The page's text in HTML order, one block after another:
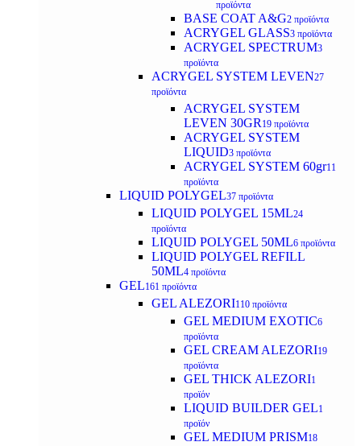
προϊόντα
BASE COAT A&G2 προϊόντα
ACRYGEL GLASS3 προϊόντα
ACRYGEL SPECTRUM3
προϊόντα
ACRYGEL SYSTEM LEVEN27
προϊόντα
ACRYGEL SYSTEM
LEVEN 30GR 19 προϊόντα
ACRYGEL SYSTEM
LIQUID3 προϊόντα
ACRYGEL SYSTEM 60gr11
προϊόντα
LIQUID POLYGEL37 προϊόντα
LIQUID POLYGEL 15ML24
προϊόντα
LIQUID POLYGEL 50ML6 προϊόντα
LIQUID POLYGEL REFILL
50ML4 προϊόντα
GEL161 προϊόντα
GEL ALEZORI110 προϊόντα
GEL MEDIUM EXOTIC6
προϊόντα
GEL CREAM ALEZORI19
προϊόντα
GEL THICK ALEZORI1
προϊόν
LIQUID BUILDER GEL1
προϊόν
GEL MEDIUM PRISM18